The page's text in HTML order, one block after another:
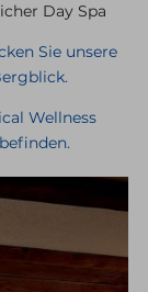
Day Spa
Sie unsere
Wellness